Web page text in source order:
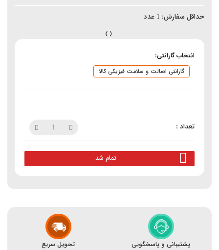
حداقل سفارش: 1 عدد
انتخاب گارانتی:
گارانتی اصالت و سلامت فیزیکی کالا
تمام شد
پشتیبانی و پاسخگویی تحویل سریع